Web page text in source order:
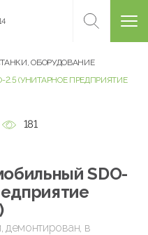
ОБОРУДОВАНИЕ
(УНИТАРНОЕ ПРЕДПРИЯТИЕ
181
SDO-
демонтирован, в